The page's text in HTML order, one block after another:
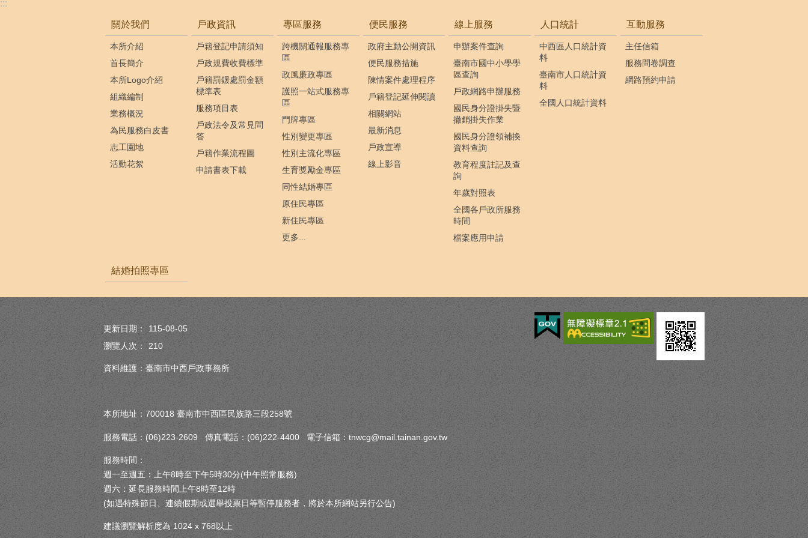
:::
關於我們
本所介紹
首長簡介
本所Logo介紹
組織編制
業務概況
為民服務白皮書
志工園地
活動花絮
戶政資訊
戶籍登記申請須知
戶政規費收費標準
戶籍罰鍰處罰金額
標準表
服務項目表
戶政法令及常見問
答
戶籍作業流程圖
申請書表下載
專區服務
跨機關通報服務專
區
政風廉政專區
護照一站式服務專
區
門牌專區
性別變更專區
性別主流化專區
生育獎勵金專區
同性結婚專區
原住民專區
新住民專區
更多...
便民服務
政府主動公開資訊
便民服務措施
陳情案件處理程序
戶籍登記延伸閱讀
相關網站
最新消息
戶政宣導
線上影音
線上服務
申辦案件查詢
臺南市國中小學學
區查詢
戶政網路申辦服務
國民身分證掛失暨
撤銷掛失作業
國民身分證領補換
資料查詢
教育程度註記及查
詢
年歲對照表
全國各戶政所服務
時間
檔案應用申請
人口統計
中西區人口統計資
料
臺南市人口統計資
料
全國人口統計資料
互動服務
主任信箱
服務問卷調查
網路預約申請
結婚拍照專區
更新日期：
115-08-05
瀏覽人次：
210
資料維護：臺南市中西戶政事務所
本所地址：700018 臺南市中西區民族路三段258號
服務電話：(06)223-2609 傳真電話：(06)222-4400 電子信箱：tnwcg@mail.tainan.gov.tw
服務時間：
週一至週五：上午8時至下午5時30分(中午照常服務)
週六：延長服務時間上午8時至12時
(如遇特殊節日、連續假期或選舉投票日等暫停服務者，將於本所網站另行公告)
建議瀏覽解析度為 1024 x 768以上